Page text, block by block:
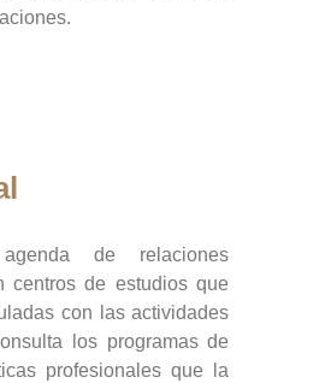
de relaciones
centros de estudios que
con las actividades
los programas de
profesionales que la